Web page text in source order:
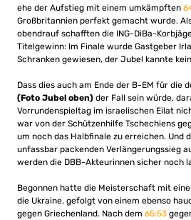
ehe der Aufstieg mit einem umkämpften
Großbritannien perfekt gemacht wurde.
obendrauf schafften die ING-DiBa-
Titelgewinn: Im Finale wurde Gastgeber
Schranken gewiesen, der Jubel kannte
Dass dies auch am Ende der B-EM für die
(Foto Jubel oben) der Fall sein würde,
Vorrundenspieltag im israelischen Eilat
war von der Schützenhilfe Tschechiens
um noch das Halbfinale zu erreichen. Und
unfassbar packenden Verlängerungssieg
werden die DBB-Akteurinnen sicher noch
Begonnen hatte die Meisterschaft mit
die Ukraine, gefolgt von einem ebenso
gegen Griechenland. Nach dem 65:53